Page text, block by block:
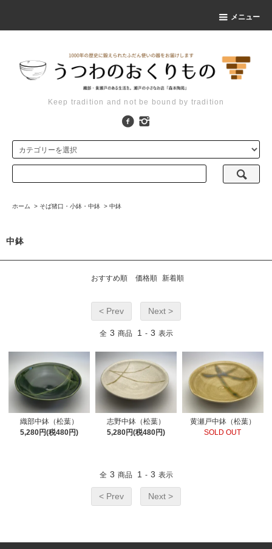
メニュー
Keep tradition and not be bound by tradition
ホーム > そば猪口・小鉢・中鉢 > 中鉢
中鉢
おすすめ順 価格順 新着順
< Prev Next >
全 3 商品 1 - 3 表示
織部中鉢（松葉）
5,280円(税480円)
志野中鉢（松葉）
5,280円(税480円)
黄瀬戸中鉢（松葉）
SOLD OUT
全 3 商品 1 - 3 表示
< Prev Next >